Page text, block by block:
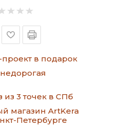
в подарок
3 точек в СПб
магазин ArtKera
Петербурге